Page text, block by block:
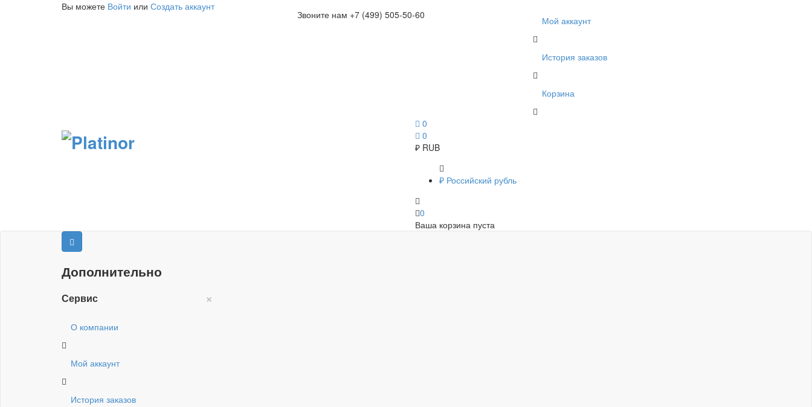
Вы можете Войти или Создать аккаунт
Звоните нам +7 (499) 505-50-60 Мой аккаунт
История заказов
Корзина
0
0
₽ RUB
₽ Российский рубль
0
Ваша корзина пуста
Дополнительно
×
Сервис
О компании
Мой аккаунт
История заказов